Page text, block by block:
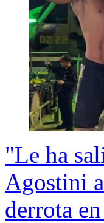
"Le ha
Agostini
derrota